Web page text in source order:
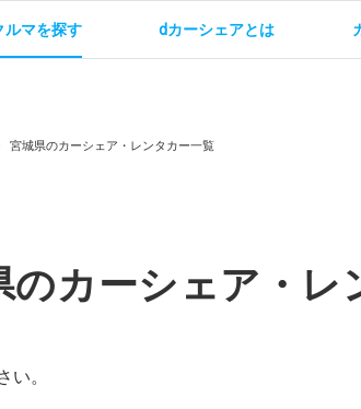
ルマを探す dカーシェアとは
宮城県のカーシェア・レンタカー一覧
のカーシェア・レ
い。
問い合わせ